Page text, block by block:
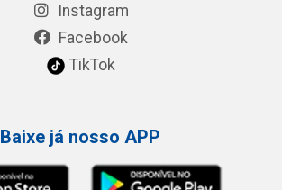
Instagram
Facebook
TikTok
Baixe já nosso APP